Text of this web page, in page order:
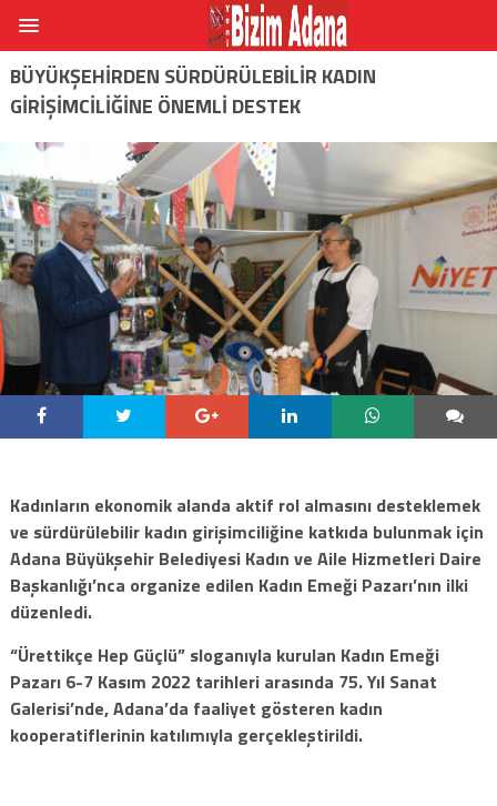
BÜYÜKŞEHIRDEN SÜRDÜRÜLEBILIR KADIN
GIRIŞIMCILIĞINE ÖNEMLI DESTEK
Kadınların ekonomik alanda aktif rol almasını desteklemek
ve sürdürülebilir kadın girişimciliğine katkıda bulunmak için
Adana Büyükşehir Belediyesi Kadın ve Aile Hizmetleri Daire
Başkanlığı’nca organize edilen Kadın Emeği Pazarı’nın ilki
düzenledi.
“Ürettikçe Hep Güçlü” sloganıyla kurulan Kadın Emeği
Pazarı 6-7 Kasım 2022 tarihleri arasında 75. Yıl Sanat
Galerisi’nde, Adana’da faaliyet gösteren kadın
kooperatiflerinin katılımıyla gerçekleştirildi.